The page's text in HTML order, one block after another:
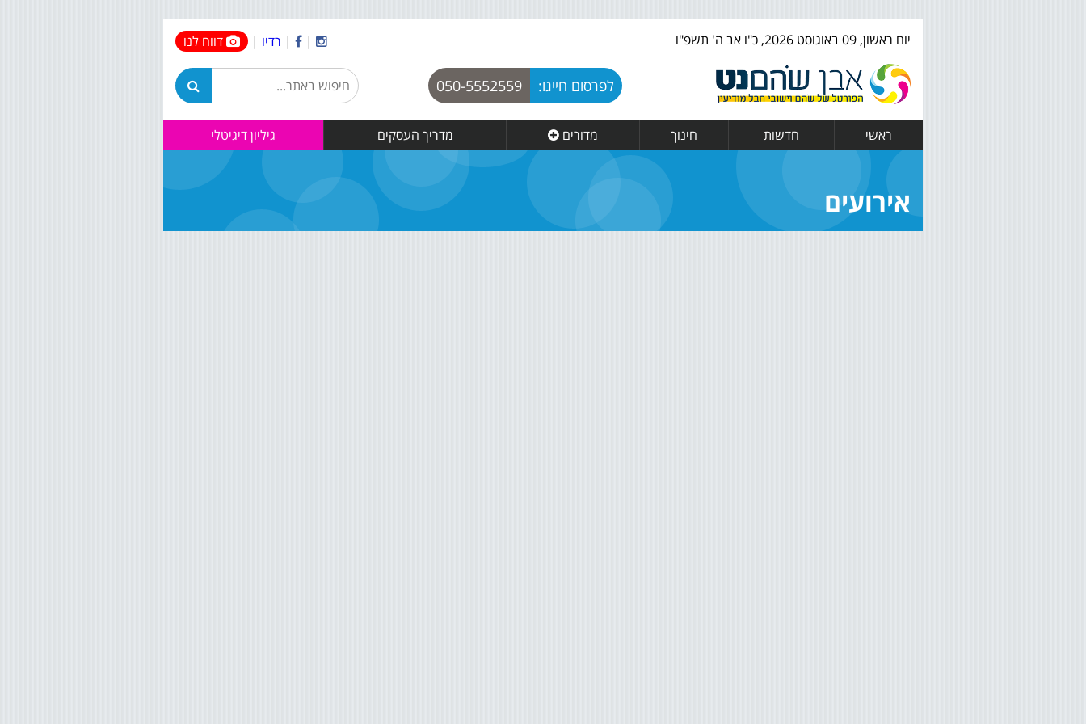
יום ראשון, 09 באוגוסט 2026, כ"ו אב ה' תשפ"ו |
| רדיו | דווח לנו
לפרסום חייגו: 050-5552559
ראשי חדשות חינוך מדורים מדריך העסקים גיליון דיגיטלי
אירועים